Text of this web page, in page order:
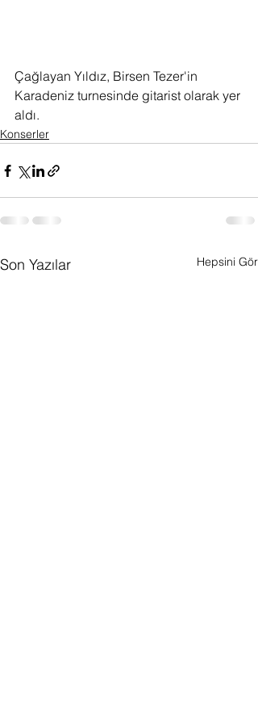
Çağlayan Yıldız, Birsen Tezer'in
Karadeniz turnesinde gitarist olarak yer
aldı.
Konserler
Son Yazılar Hepsini Gör